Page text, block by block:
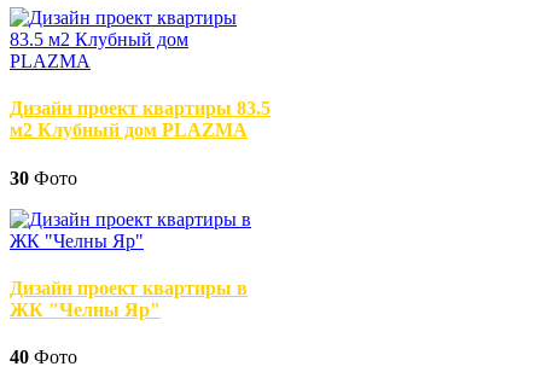
Дизайн проект квартиры 83.5
м2 Клубный дом PLAZMA
30 Фото
Дизайн проект квартиры в
ЖК "Челны Яр"
40 Фото